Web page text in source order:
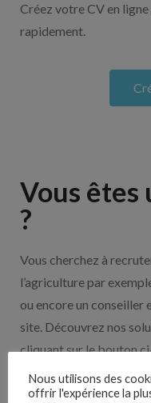
Créez votre CV en
rapidement.
Vous êtes
?
Vous cherchez à
l’agriculture par
ou encore un conseiller
site. Découvrez nos
cliquant sur le bouton
Nos
Nous utilisons des
offrir l'expérience la